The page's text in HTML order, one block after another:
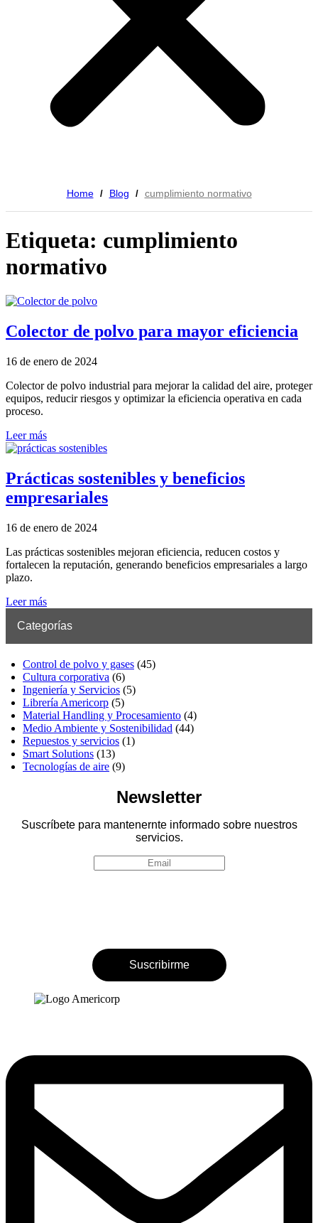
Home / Blog / cumplimiento normativo
Etiqueta: cumplimiento
normativo
Colector de polvo para mayor eficiencia
16 de enero de 2024
Colector de polvo industrial para mejorar la calidad del aire, proteger
equipos, reducir riesgos y optimizar la eficiencia operativa en cada
proceso.
Leer más
Prácticas sostenibles y beneficios
empresariales
16 de enero de 2024
Las prácticas sostenibles mejoran eficiencia, reducen costos y
fortalecen la reputación, generando beneficios empresariales a largo
plazo.
Leer más
Categorías
Control de polvo y gases (45)
Cultura corporativa (6)
Ingeniería y Servicios (5)
Librería Americorp (5)
Material Handling y Procesamiento (4)
Medio Ambiente y Sostenibilidad (44)
Repuestos y servicios (1)
Smart Solutions (13)
Tecnologías de aire (9)
Newsletter
Suscríbete para mantenernte informado sobre nuestros
servicios.